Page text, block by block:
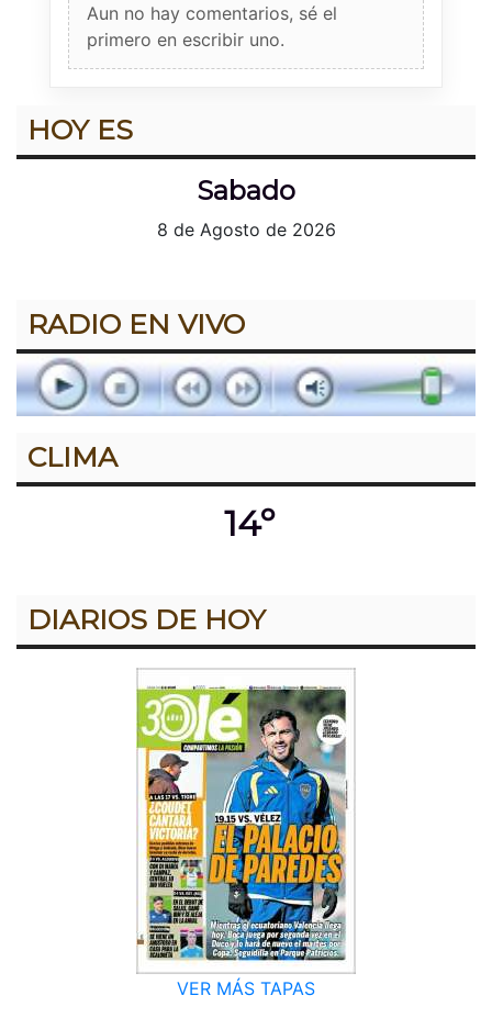
Aun no hay comentarios, sé el
primero en escribir uno.
HOY ES
Sabado
8 de Agosto de 2026
RADIO EN VIVO
CLIMA
14º
DIARIOS DE HOY
VER MÁS TAPAS